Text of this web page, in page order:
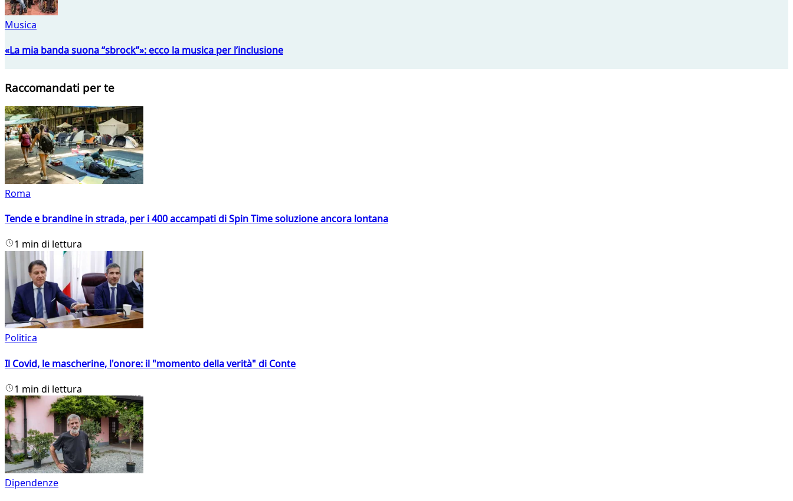
Musica
«La mia banda suona “sbrock”»: ecco la musica per l’inclusione
Raccomandati per te
Roma
Tende e brandine in strada, per i 400 accampati di Spin Time soluzione ancora lontana
1 min di lettura
Politica
Il Covid, le mascherine, l'onore: il "momento della verità" di Conte
1 min di lettura
Dipendenze